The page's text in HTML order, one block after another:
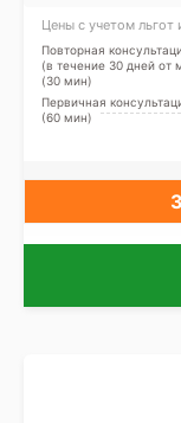
Цены с учетом льгот
Повторная
(в течение 30 дней от
(30 мин)
Первичная
(60 мин)